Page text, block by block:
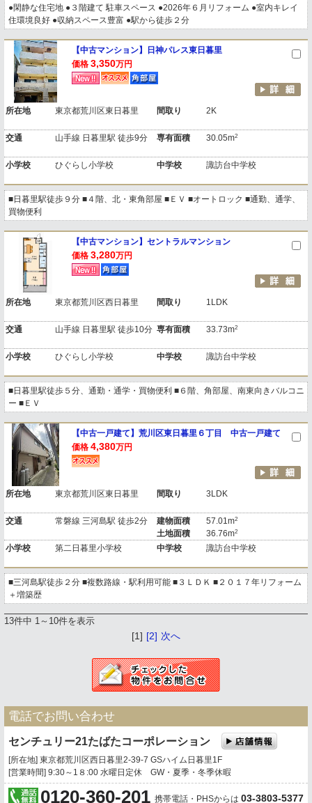
●閑静な住宅地 ●３階建て 駐車スペース ●2026年６月リフォーム ●室内キレイ
住環境良好 ●収納スペース豊富 ●駅から徒歩２分
【中古マンション】日神パレス東日暮里
価格 3,350万円
所在地 東京都荒川区東日暮里 間取り 2K
交通 山手線 日暮里駅 徒歩9分 専有面積 30.05m2
小学校 ひぐらし小学校 中学校 諏訪台中学校
■日暮里駅徒歩９分 ■４階、北・東角部屋 ■ＥＶ ■オートロック ■通勤、通学、
買物便利
【中古マンション】セントラルマンション
価格 3,280万円
所在地 東京都荒川区西日暮里 間取り 1LDK
交通 山手線 日暮里駅 徒歩10分 専有面積 33.73m2
小学校 ひぐらし小学校 中学校 諏訪台中学校
■日暮里駅徒歩５分、通勤・通学・買物便利 ■６階、角部屋、南東向きバルコニ
ー ■ＥＶ
【中古一戸建て】荒川区東日暮里６丁目 中古一戸建て
価格 4,380万円
所在地 東京都荒川区東日暮里 間取り 3LDK
交通 常磐線 三河島駅 徒歩2分
建物面積
土地面積
57.01m2
36.76m2
小学校 第二日暮里小学校 中学校 諏訪台中学校
■三河島駅徒歩２分 ■複数路線・駅利用可能 ■３ＬＤＫ ■２０１７年リフォーム
＋増築歴
13件中 1～10件を表示
[1] [2] 次へ
電話でお問い合わせ
センチュリー21たばたコーポレーション
[所在地] 東京都荒川区西日暮里2-39-7 GSハイム日暮里1F
[営業時間] 9:30～1８:00 水曜日定休 GW・夏季・冬季休暇
0120-360-201 携帯電話・PHSからは 03-3803-5377